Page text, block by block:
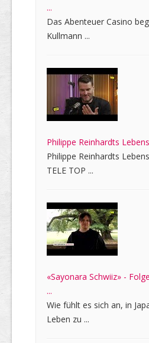
...
Das Abenteuer Casino
Kullmann ...
Philippe Reinhardts
Philippe Reinhardts
TELE TOP ...
«Sayonara Schwiiz» -
...
Wie fühlt es sich an, in
Leben zu ...